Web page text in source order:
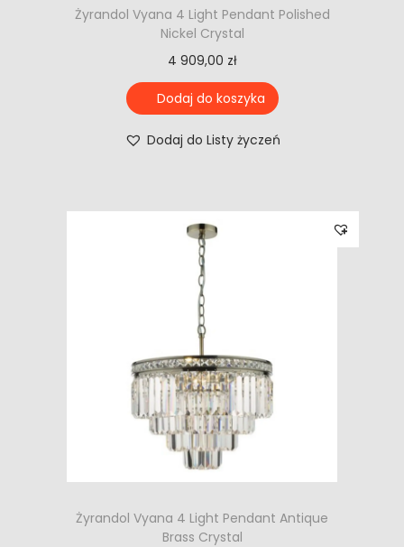
Żyrandol Vyana 4 Light Pendant Polished
Nickel Crystal
4 909,00 zł
Dodaj do koszyka
Dodaj do Listy życzeń
Żyrandol Vyana 4 Light Pendant Antique
Brass Crystal